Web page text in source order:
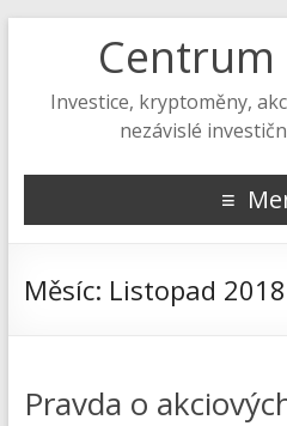
Investice, kryptoměny,
nezávislé
Měsíc: Listopad 2018
Pravda o